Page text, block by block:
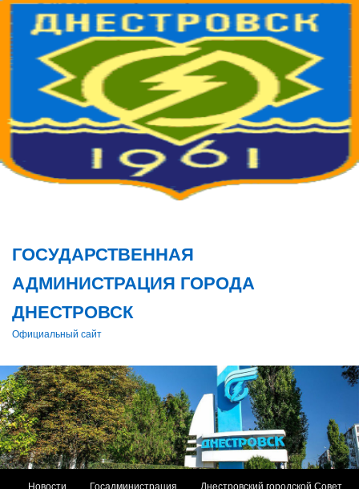
ГОСУДАРСТВЕННАЯ
АДМИНИСТРАЦИЯ ГОРОДА
ДНЕСТРОВСК
Официальный сайт
Новости Госадминистрация Днестровский городской Совет